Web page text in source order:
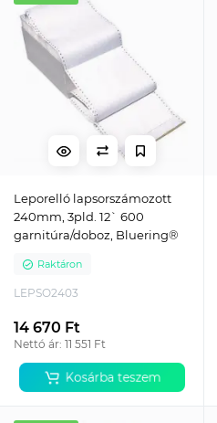
Leporelló lapsorszámozott
240mm, 3pld. 12` 600
garnitúra/doboz, Bluering®
Raktáron
LEPSO2403
14 670 Ft
Nettó ár: 11 551 Ft
Kosárba teszem